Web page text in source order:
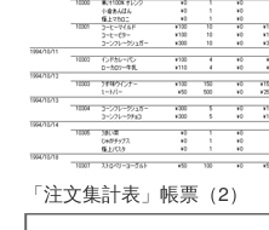
「注文集計表」帳票（2）